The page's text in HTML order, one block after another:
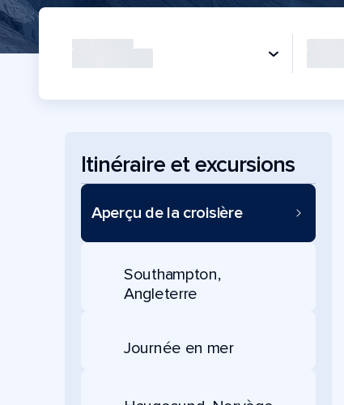
Itinéraire et excursions
Aperçu de la croisière
Southampton,
Angleterre
Journée en mer